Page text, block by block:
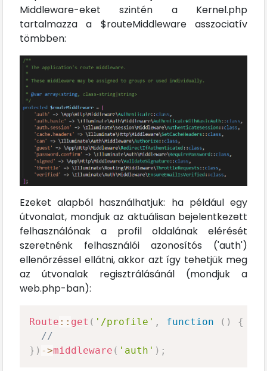
Middleware-eket szintén a Kernel.php
tartalmazza a $routeMiddleware asszociatív
tömbben:
Ezeket alapból használhatjuk: ha például egy
útvonalat, mondjuk az aktuálisan bejelentkezett
felhasználónak a profil oldalának elérését
szeretnénk felhasználói azonosítós ('auth')
ellenőrzéssel ellátni, akkor azt így tehetjük meg
az útvonalak regisztrálásánál (mondjuk a
web.php-ban):
Route :: get ( '/profile' , function ( )
{
//
} ) ->middleware ( 'auth' ) ;